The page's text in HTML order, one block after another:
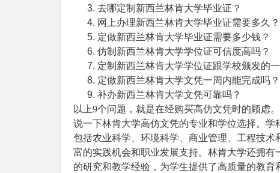
去哪定制新西兰林肯大学毕业证？
网上办理新西兰林肯大学毕业证需要多久？
定做新西兰林肯大学毕业证需要多少钱？
仿制新西兰林肯大学学位证可信度高吗？
定制新西兰林肯大学学位证跟学校颁发的
定做新西兰林肯大学文凭一周内能完成吗？
补办新西兰林肯大学文凭可靠吗？
以上9个问题，就是在经购买高仿文凭时的顾虑
说一下林肯大学高仿文凭的专业和学位选择。学
包括农业科学、环境科学、商业管理、工程技
富的实践机会和职业发展支持。林肯大学还拥
的研究和教学经验，为学生提供了高质量的教育